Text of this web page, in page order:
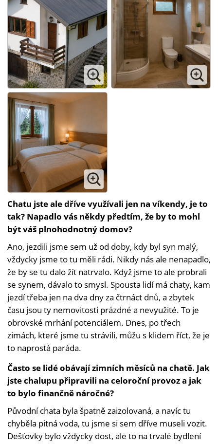
Chatu jste ale dříve využívali jen na víkendy, je to
tak? Napadlo vás někdy předtím, že by to mohl
být váš plnohodnotný domov?
Ano, jezdili jsme sem už od doby, kdy byl syn malý,
vždycky jsme to tu měli rádi. Nikdy nás ale nenapadlo,
že by se tu dalo žít natrvalo. Když jsme to ale probrali
se synem, dávalo to smysl. Spousta lidí má chaty, kam
jezdí třeba jen na dva dny za čtrnáct dnů, a zbytek
času jsou ty nemovitosti prázdné a nevyužité. To je
obrovské mrhání potenciálem. Dnes, po třech
zimách, které jsme tu strávili, můžu s klidem říct, že je
to naprostá paráda.
Často se lidé obávají zimních měsíců na chatě. Jak
jste chalupu připravili na celoroční provoz a jak
to bylo finančně náročné?
Původní chata byla špatně zaizolovaná, a navíc tu
chyběla pitná voda, tu jsme si sem dříve museli vozit.
Dešťovky bylo vždycky dost, ale to na trvalé bydlení